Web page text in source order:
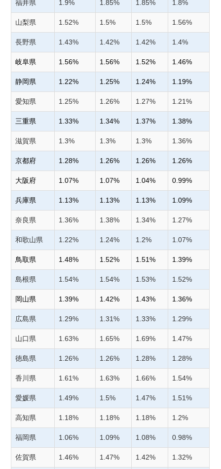
福井県 1.9% 1.85% 1.85% 1.8%
山梨県 1.52% 1.5% 1.5% 1.56%
長野県 1.43% 1.42% 1.42% 1.4%
岐阜県 1.56% 1.56% 1.52% 1.46%
静岡県 1.22% 1.25% 1.24% 1.19%
愛知県 1.25% 1.26% 1.27% 1.21%
三重県 1.33% 1.34% 1.37% 1.38%
滋賀県 1.3% 1.3% 1.3% 1.36%
京都府 1.28% 1.26% 1.26% 1.26%
大阪府 1.07% 1.07% 1.04% 0.99%
兵庫県 1.13% 1.13% 1.13% 1.09%
奈良県 1.36% 1.38% 1.34% 1.27%
和歌山県 1.22% 1.24% 1.2% 1.07%
鳥取県 1.48% 1.52% 1.51% 1.39%
島根県 1.54% 1.54% 1.53% 1.52%
岡山県 1.39% 1.42% 1.43% 1.36%
広島県 1.29% 1.31% 1.33% 1.29%
山口県 1.63% 1.65% 1.69% 1.47%
徳島県 1.26% 1.26% 1.28% 1.28%
香川県 1.61% 1.63% 1.66% 1.54%
愛媛県 1.49% 1.5% 1.47% 1.51%
高知県 1.18% 1.18% 1.18% 1.2%
福岡県 1.06% 1.09% 1.08% 0.98%
佐賀県 1.46% 1.47% 1.42% 1.32%